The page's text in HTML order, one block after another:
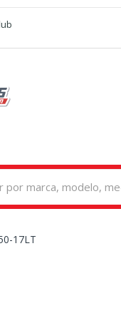
17LT